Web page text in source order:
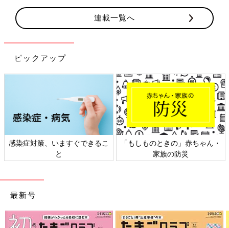
連載一覧へ
ピックアップ
感染症対策、いますぐできるこ
と
「もしものときの」赤ちゃん・
家族の防災
最新号